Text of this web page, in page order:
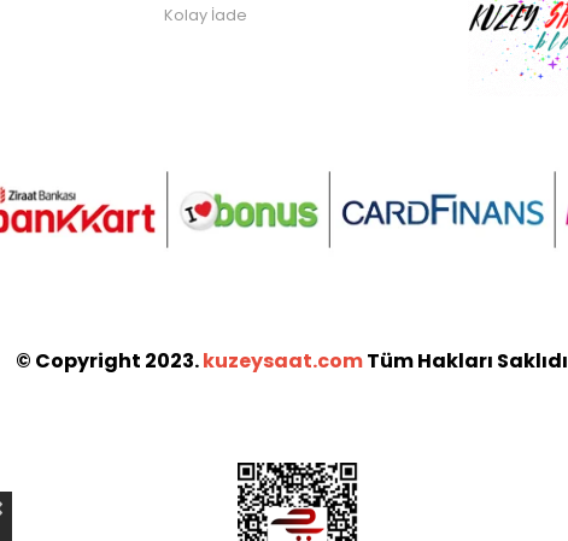
Kolay İade
© Copyright 2023.kuzeysaat.comTüm Hakları